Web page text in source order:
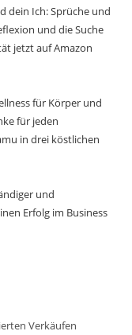
dein Ich: Sprüche und
und die Suche
jetzt auf Amazon
für Körper und
für jeden
in drei köstlichen
und
Erfolg im Business
Verkäufen